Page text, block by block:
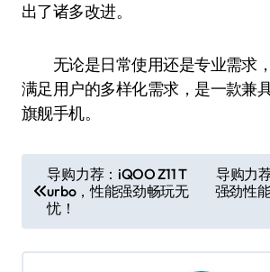
出了诸多改进。
无论是日常使用还是专业需求，
满足用户的多样化需求，是一款兼
旗舰手机。
章
导
航
导购力荐：iQOO Z11 T
urbo，性能强劲畅玩无
忧！
导购力
强劲性